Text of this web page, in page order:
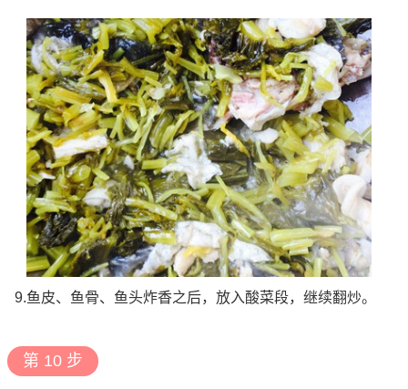
9.鱼皮、鱼骨、鱼头炸香之后，放入酸菜段，继续翻炒。
第 10 步